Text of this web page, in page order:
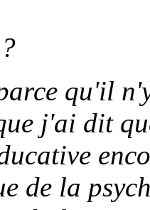
qu'il
j'ai dit
de la